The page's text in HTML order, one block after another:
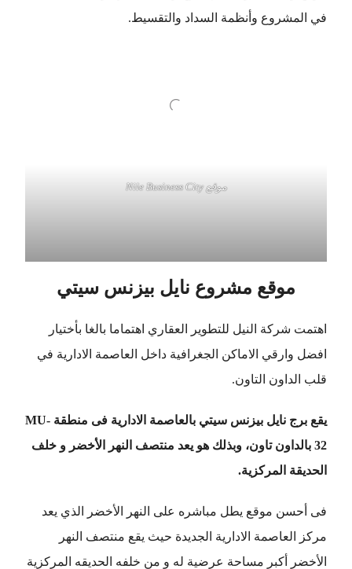
في المشروع وأنظمة السداد والتقسيط.
موقع Nile Business City
موقع مشروع نايل بيزنس سيتي
اهتمت شركة النيل للتطوير العقاري اهتماما بالغا بأختيار
افضل وارقي الاماكن الجغرافية داخل العاصمة الادارية في
قلب الداون التاون.
يقع برج نايل بيزنس سيتي بالعاصمة الادارية فى منطقة MU-
32 بالداون تاون، وبذلك هو يعد منتصف النهر الأخضر و خلف
الحديقة المركزية.
فى أحسن موقع يطل مباشره على النهر الأخضر الذي يعد
مركز العاصمة الادارية الجديدة حيث يقع منتصف النهر
الأخضر أكبر مساحة عرضية له و من خلفه الحديقه المركزية